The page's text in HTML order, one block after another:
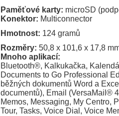
Paměťové karty: microSD
Konektor: Multiconnector
Hmotnost: 124 gramů
Rozměry: 50,8 x 101,6 x 17,8
Mnoho aplikací:
Bluetooth®, Kalkukačka,
Documents to Go Professional
běžných dokumentů Word a
documentů), Email (VersaMail®
Memos, Messaging, My Centro,
Tour, Tasks, Voice Dial, Voice